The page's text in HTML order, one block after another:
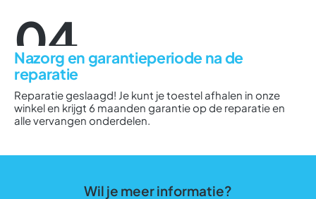
04
Nazorg en garantieperiode na de
reparatie
Reparatie geslaagd! Je kunt je toestel afhalen in onze
winkel en krijgt 6 maanden garantie op de reparatie en
alle vervangen onderdelen.
Wil je meer informatie?